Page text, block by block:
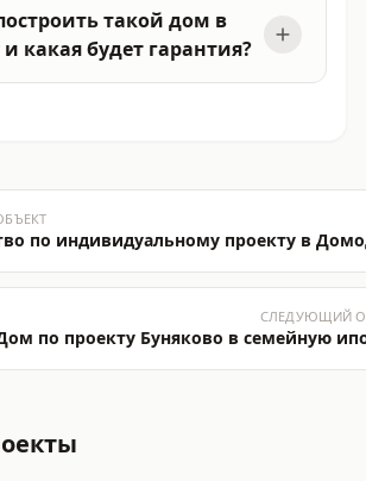
такой дом в
какая будет гарантия?
по индивидуальному проекту в
СЛЕДУЮЩИЙ
по проекту Буняково в семейную